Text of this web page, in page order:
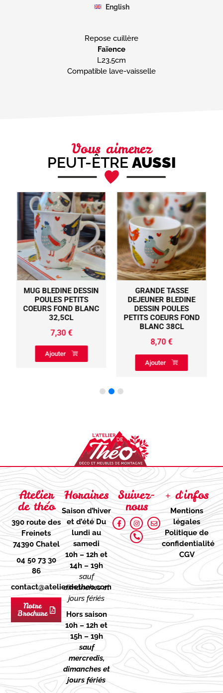
English
Faïence
L23,5cm
Compatible lave-vaisselle
Vous aimerez
PEUT-ÊTRE AUSSI
MUG BLEDINE DESSIN
POULES PETITS
COEURS FOND BLANC
32,5CL
7,30€
Ajouter
GRANDE TASSE
DEJEUNER BLEDINE
DESSIN POULES
PETITS COEURS FOND
BLANC 38CL
8,70€
Ajouter
Atelier
de théo
390 route des
Freinets
74390 Chatel
04 50 73 30
86
contact@atelierdetheo.com
Notre
Brochure
Horaires
Saison d’hiver
et d’étéDu
lundi au
samedi
10h – 12h et
14h – 19h
sauf
dimanches et
jours fériés
Hors saison
10h – 12h et
15h – 19h
sauf
mercredis,
dimanches et
jours fériés
Suivez-
nous
+ d'infos
Mentions
légales
Politique de
confidentialité
CGV